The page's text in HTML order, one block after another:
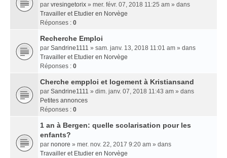
par vresingetorix » mer. févr. 07, 2018 11:25 am » dans
Travailler et Etudier en Norvège
Réponses : 0
Recherche Emploi
par Sandrine1111 » sam. janv. 13, 2018 11:01 am » dans
Travailler et Etudier en Norvège
Réponses : 0
Cherche empploi et logement à Kristiansand
par Sandrine1111 » dim. janv. 07, 2018 11:43 am » dans
Petites annonces
Réponses : 0
1 an à Bergen: quelle scolarisation pour les
enfants?
par nonore » mer. nov. 22, 2017 9:20 am » dans
Travailler et Etudier en Norvège